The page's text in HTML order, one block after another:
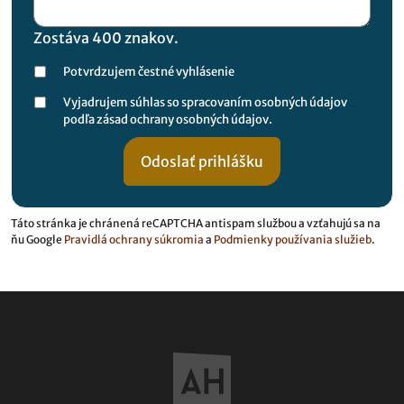
Zostáva 400 znakov.
Potvrdzujem čestné vyhlásenie
Vyjadrujem súhlas so spracovaním osobných údajov
podľa zásad ochrany osobných údajov.
Táto stránka je chránená reCAPTCHA antispam službou a vzťahujú sa na
ňu Google Pravidlá ochrany súkromia a Podmienky používania služieb.